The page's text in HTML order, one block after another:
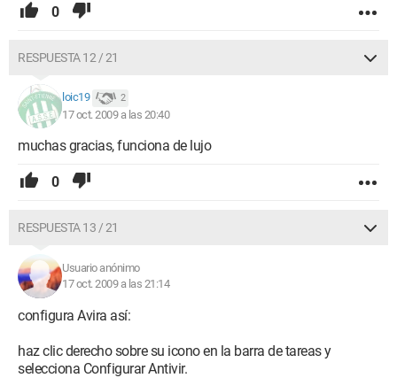
0
RESPUESTA 12 / 21
loic19 2
17 oct. 2009 a las 20:40
muchas gracias, funciona de lujo
0
RESPUESTA 13 / 21
Usuario anónimo
17 oct. 2009 a las 21:14
configura Avira así:
haz clic derecho sobre su icono en la barra de tareas y
selecciona Configurar Antivir.